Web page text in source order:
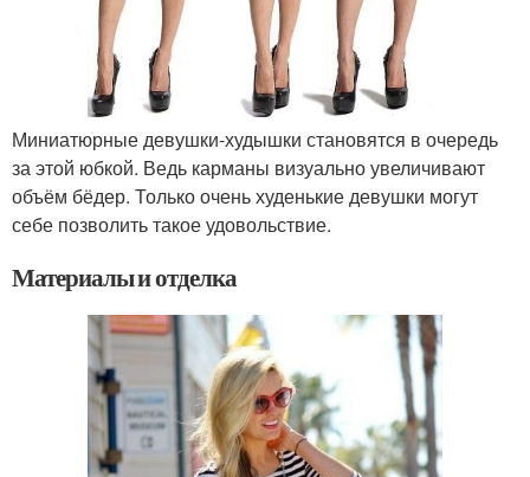
Миниатюрные девушки-худышки становятся в очередь
за этой юбкой. Ведь карманы визуально увеличивают
объём бёдер. Только очень худенькие девушки могут
себе позволить такое удовольствие.
Материалы и отделка